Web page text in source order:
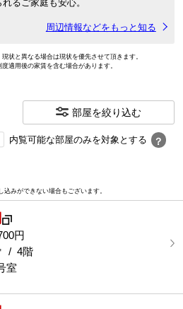
るご家庭も安心。
周辺情報などをもっと知る
状と異なる場合は現状を優先させて頂きます。
適用後の家賃を含む場合があります。
部屋を絞り込む
内覧可能な部屋のみを対象とする ？
みができない場合もございます。
円
/ 4階
室